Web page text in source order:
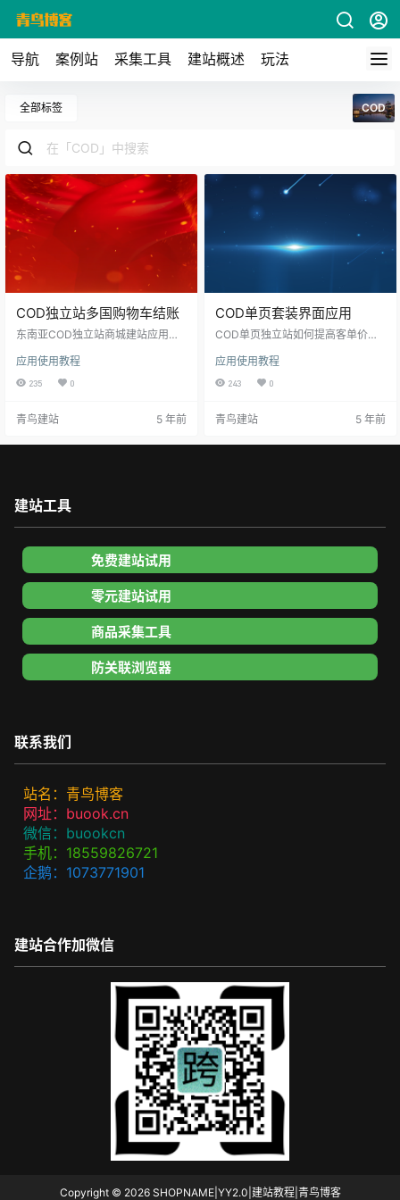
导航 案例站 采集工具 建站概述 玩法
全部标签 COD
COD独立站多国购物车结账
东南亚COD独立站商城建站应用：
付不友好，互联网不够普及。为了
最大化提高转化在中国台湾、新加
出结账地址表单窗口，非常方便买
家，插件也定期收集便利店、省/市/
根据需要选择…
应用使用教程
235 0
青鸟建站 5 年前
COD单页套装界面应用
COD单页独立站如何提高客单价？
个情况，落地页是没有办法跳到别
的产品页，也就无加购更多的产
本是非常高的，这点是做跨境人的
人购买一件的利润差距是巨大的。
应用使用教程
243 0
青鸟建站 5 年前
建站工具
免费建站试用
零元建站试用
商品采集工具
防关联浏览器
联系我们
站名：青鸟博客
网址：buook.cn
微信：buookcn
手机：18559826721
企鹅：1073771901
建站合作加微信
Copyright © 2026SHOPNAME|YY2.0|建站教程|青鸟博客